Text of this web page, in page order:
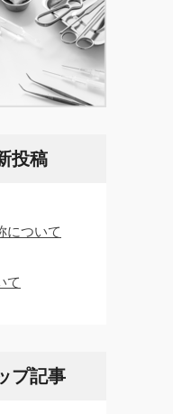
投稿
について
て
プ記事